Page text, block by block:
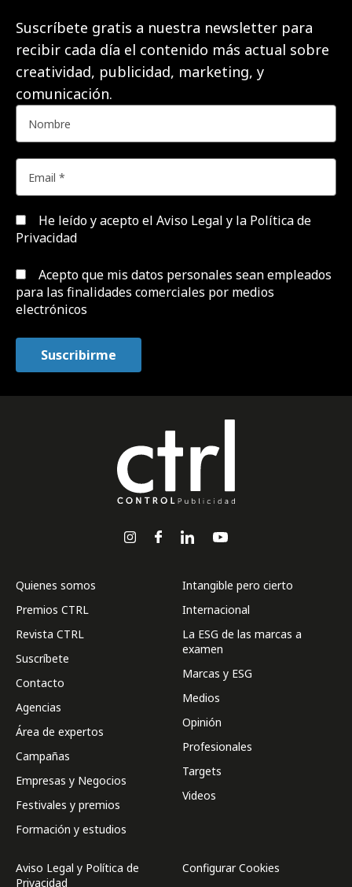
Suscríbete gratis a nuestra newsletter para
recibir cada día el contenido más actual sobre
creatividad, publicidad, marketing, y
comunicación.
He leído y acepto el Aviso Legal y la Política de
Privacidad
Acepto que mis datos personales sean empleados
para las finalidades comerciales por medios
electrónicos
Quienes somos
Premios CTRL
Revista CTRL
Suscríbete
Contacto
Agencias
Área de expertos
Campañas
Empresas y Negocios
Festivales y premios
Formación y estudios
Intangible pero cierto
Internacional
La ESG de las marcas a
examen
Marcas y ESG
Medios
Opinión
Profesionales
Targets
Videos
Aviso Legal y Política de
Privacidad
Configurar Cookies